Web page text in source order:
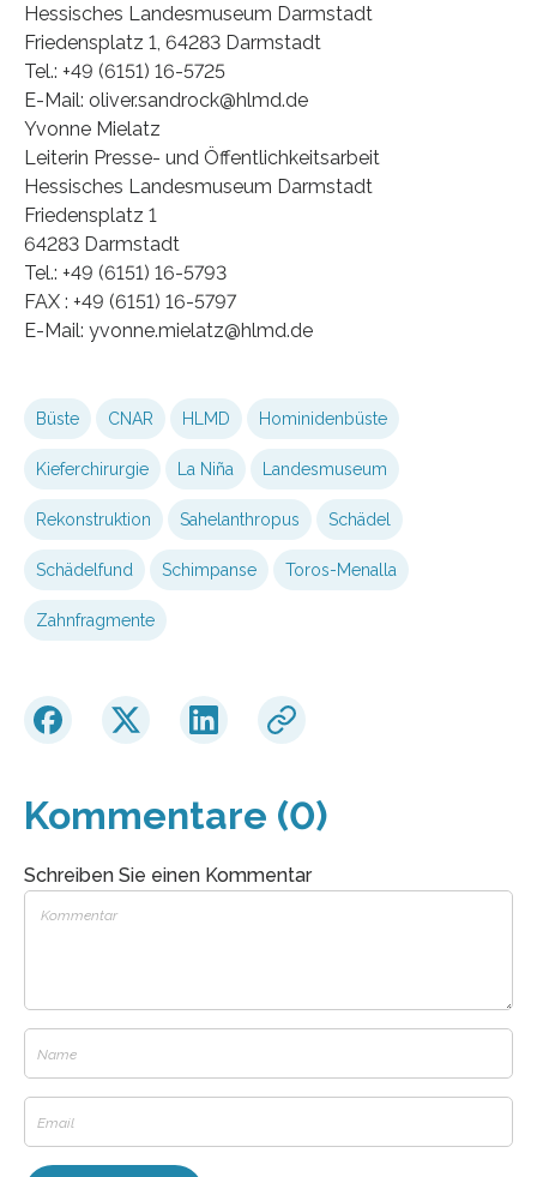
Hessisches Landesmuseum Darmstadt
Friedensplatz 1, 64283 Darmstadt
Tel.: +49 (6151) 16-5725
E-Mail: oliver.sandrock@hlmd.de
Yvonne Mielatz
Leiterin Presse- und Öffentlichkeitsarbeit
Hessisches Landesmuseum Darmstadt
Friedensplatz 1
64283 Darmstadt
Tel.: +49 (6151) 16-5793
FAX : +49 (6151) 16-5797
E-Mail: yvonne.mielatz@hlmd.de
Büste CNAR HLMD Hominidenbüste
Kieferchirurgie La Niña Landesmuseum
Rekonstruktion Sahelanthropus Schädel
Schädelfund Schimpanse Toros-Menalla
Zahnfragmente
Kommentare (0)
Schreiben Sie einen Kommentar